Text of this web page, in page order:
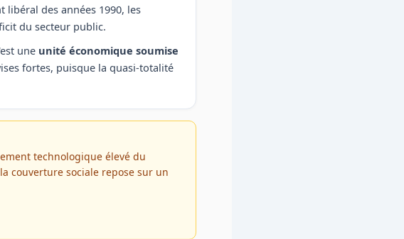
des années 1990, les
du secteur public.
une unité économique soumise
fortes, puisque la quasi-totalité
technologique élevé du
couverture sociale repose sur un